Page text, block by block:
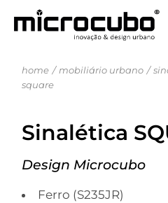
home mobiliário urbano
square
Sinalética
Design Microcubo
Ferro (S235JR)